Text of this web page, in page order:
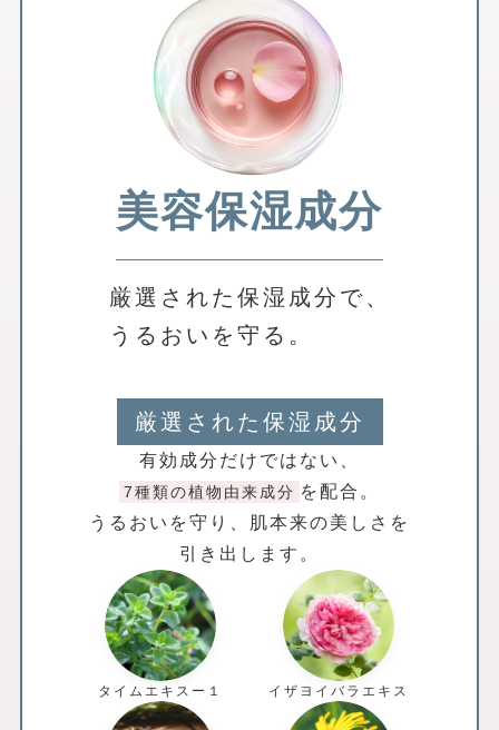
美容保湿成分
厳選された保湿成分で、
うるおいを守る。
厳選された保湿成分
有効成分だけではない、
7種類の植物由来成分 を配合。
うるおいを守り、肌本来の美しさを
引き出します。
タイムエキスー１ イザヨイバラエキス